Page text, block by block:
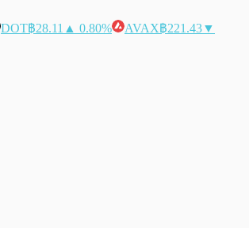
DOT฿28.11 ▲ 0.80% AVAX฿221.43▼